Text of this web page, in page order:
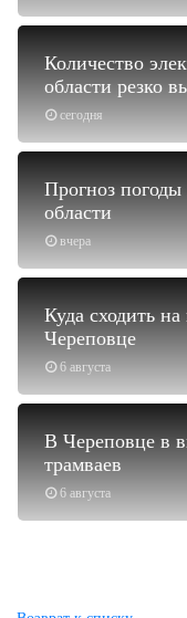
сегодня
Количество
области резко
вчера
Прогноз погоды
области
6 августа
Куда сходить
Череповце
6 августа
В Череповце в
трамваев